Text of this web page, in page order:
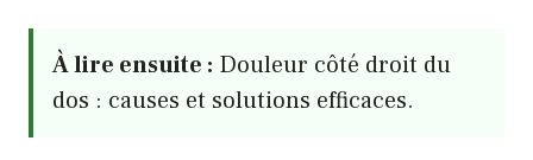
À lire ensuite : Douleur côté droit du
dos : causes et solutions efficaces.